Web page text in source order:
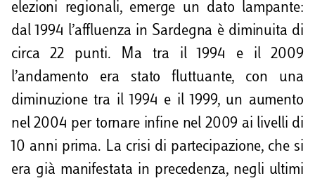
elezioni regionali, emerge un dato lampante:
dal 1994 l’affluenza in Sardegna è diminuita di
circa 22 punti. Ma tra il 1994 e il 2009
l’andamento era stato fluttuante, con una
diminuzione tra il 1994 e il 1999, un aumento
nel 2004 per tornare infine nel 2009 ai livelli di
10 anni prima. La crisi di partecipazione, che si
era già manifestata in precedenza, negli ultimi